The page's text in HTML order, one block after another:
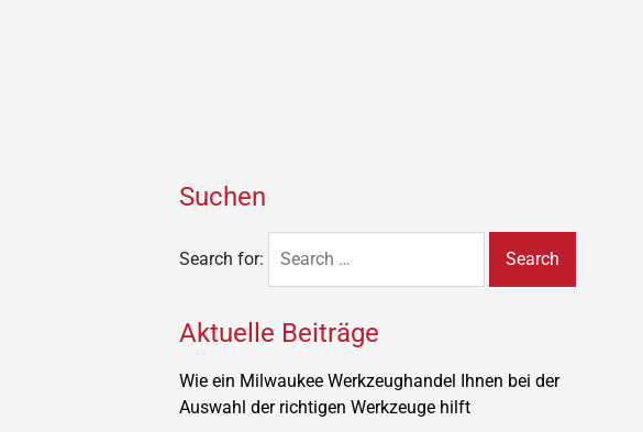
Suchen
Search for:
Aktuelle Beiträge
Wie ein Milwaukee Werkzeughandel Ihnen bei der
Auswahl der richtigen Werkzeuge hilft